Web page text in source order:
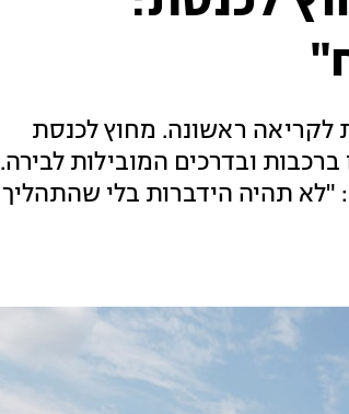
ראשונה. מחוץ לכנסת
ובדרכים המובילות לבירה.
"לא תהיה הידברות בלי שהתהליך